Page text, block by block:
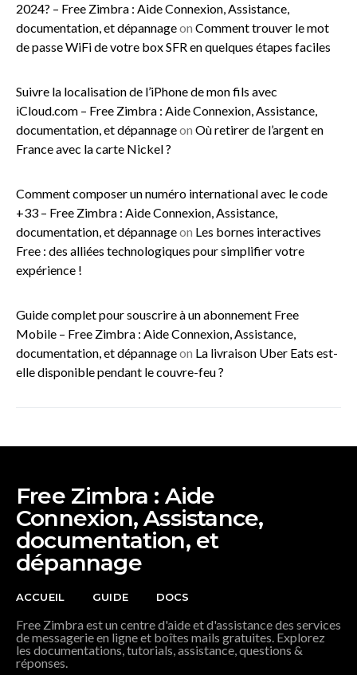
2024? – Free Zimbra : Aide Connexion, Assistance,
documentation, et dépannageon Comment trouver le mot
de passe WiFi de votre box SFR en quelques étapes faciles
Suivre la localisation de l’iPhone de mon fils avec
iCloud.com – Free Zimbra : Aide Connexion, Assistance,
documentation, et dépannageon Où retirer de l’argent en
France avec la carte Nickel ?
Comment composer un numéro international avec le code
+33 – Free Zimbra : Aide Connexion, Assistance,
documentation, et dépannageon Les bornes interactives
Free : des alliées technologiques pour simplifier votre
expérience !
Guide complet pour souscrire à un abonnement Free
Mobile – Free Zimbra : Aide Connexion, Assistance,
documentation, et dépannageon La livraison Uber Eats est-
elle disponible pendant le couvre-feu ?
Free Zimbra : Aide
Connexion, Assistance,
documentation, et
dépannage
ACCUEIL GUIDE DOCS
Free Zimbra est un centre d'aide et d'assistance des services
de messagerie en ligne et boîtes mails gratuites. Explorez
les documentations, tutorials, assistance, questions &
réponses.